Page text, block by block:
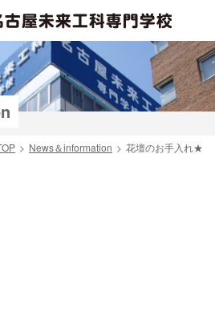
News＆information 花壇のお手入れ★